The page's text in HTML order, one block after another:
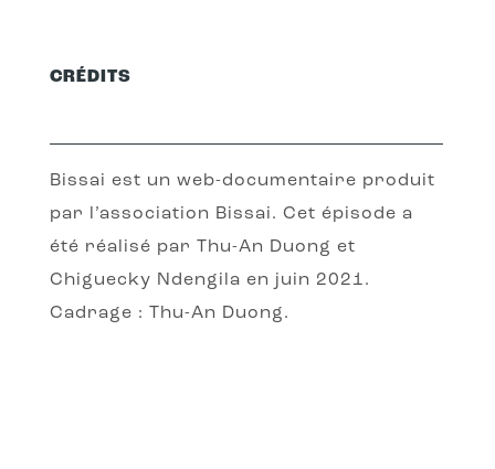
CRÉDITS
Bissai est un web-documentaire produit
par l’association Bissai. Cet épisode a
été réalisé par Thu-An Duong et
Chiguecky Ndengila en juin 2021.
Cadrage : Thu-An Duong.